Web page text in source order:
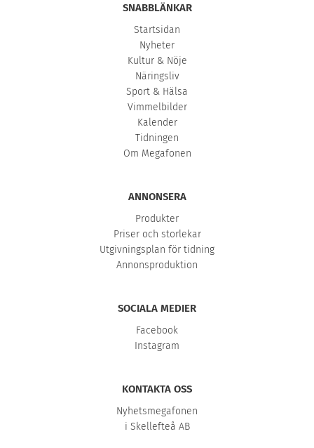
SNABBLÄNKAR
Startsidan
Nyheter
Kultur & Nöje
Näringsliv
Sport & Hälsa
Vimmelbilder
Kalender
Tidningen
Om Megafonen
ANNONSERA
Produkter
Priser och storlekar
Utgivningsplan för tidning
Annonsproduktion
SOCIALA MEDIER
Facebook
Instagram
KONTAKTA OSS
Nyhetsmegafonen
i Skellefteå AB